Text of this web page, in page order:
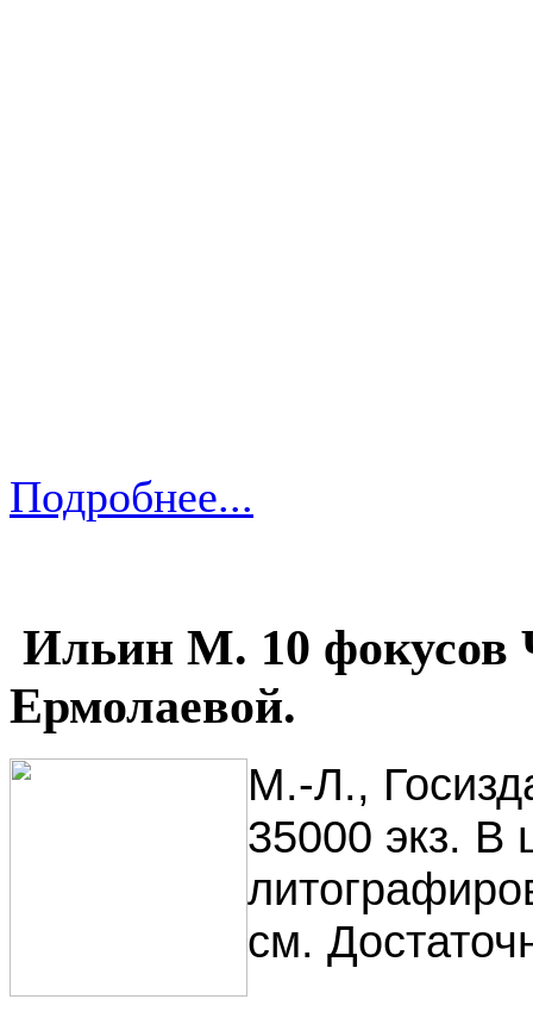
Подробнее...
Ильин М. 10 фокусов
Ермолаевой.
М.-Л.,
35000 экз. В
см.